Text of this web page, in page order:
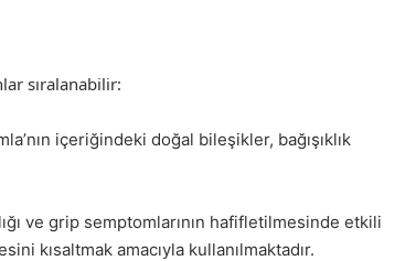
sıralanabilir:
içeriğindeki doğal bileşikler, bağışıklık
ve grip semptomlarının hafifletilmesinde etkili
kısaltmak amacıyla kullanılmaktadır.